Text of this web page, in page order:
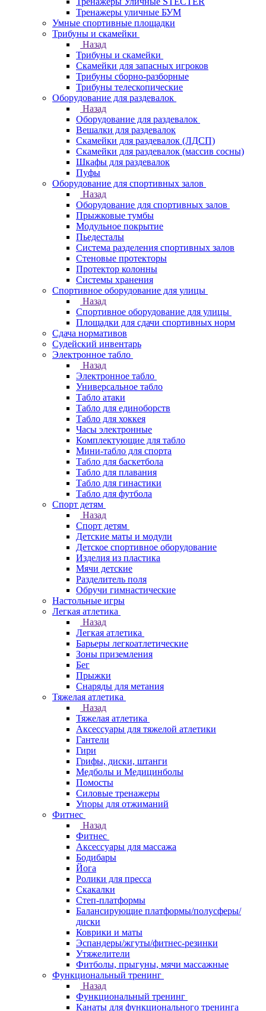
Тренажеры уличные БУМ
Умные спортивные площадки
Трибуны и скамейки
Назад
Трибуны и скамейки
Скамейки для запасных игроков
Трибуны сборно-разборные
Трибуны телескопические
Оборудование для раздевалок
Назад
Оборудование для раздевалок
Вешалки для раздевалок
Скамейки для раздевалок (ЛДСП)
Скамейки для раздевалок (массив сосны)
Шкафы для раздевалок
Пуфы
Оборудование для спортивных залов
Назад
Оборудование для спортивных залов
Прыжковые тумбы
Модульное покрытие
Пьедесталы
Система разделения спортивных залов
Стеновые протекторы
Протектор колонны
Системы хранения
Спортивное оборудование для улицы
Назад
Спортивное оборудование для улицы
Площадки для сдачи спортивных норм
Сдача нормативов
Судейский инвентарь
Электронное табло
Назад
Электронное табло
Универсальное табло
Табло атаки
Табло для единоборств
Табло для хоккея
Часы электронные
Комплектующие для табло
Мини-табло для спорта
Табло для баскетбола
Табло для плавания
Табло для гинастики
Табло для футбола
Спорт детям
Назад
Спорт детям
Детские маты и модули
Детское спортивное оборудование
Изделия из пластика
Мячи детские
Разделитель поля
Обручи гимнастические
Настольные игры
Легкая атлетика
Назад
Легкая атлетика
Барьеры легкоатлетические
Зоны приземления
Бег
Прыжки
Снаряды для метания
Тяжелая атлетика
Назад
Тяжелая атлетика
Аксессуары для тяжелой атлетики
Гантели
Гири
Грифы, диски, штанги
Медболы и Медицинболы
Помосты
Силовые тренажеры
Упоры для отжиманий
Фитнес
Назад
Фитнес
Аксессуары для массажа
Бодибары
Йога
Ролики для пресса
Скакалки
Степ-платформы
Балансирующие платформы/полусферы/
диски
Коврики и маты
Эспандеры/жгуты/фитнес-резинки
Утяжелители
Фитболы, прыгуны, мячи массажные
Функциональный тренинг
Назад
Функциональный тренинг
Канаты для функционального тренинга